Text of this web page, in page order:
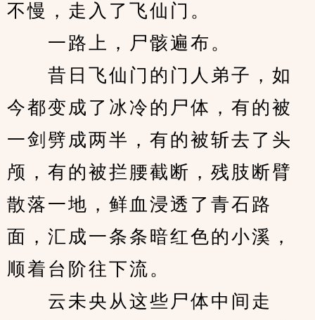
不慢，走入了飞仙门。
一路上，尸骸遍布。
昔日飞仙门的门人弟子，如
今都变成了冰冷的尸体，有的被
一剑劈成两半，有的被斩去了头
颅，有的被拦腰截断，残肢断臂
散落一地，鲜血浸透了青石路
面，汇成一条条暗红色的小溪，
顺着台阶往下流。
云未央从这些尸体中间走